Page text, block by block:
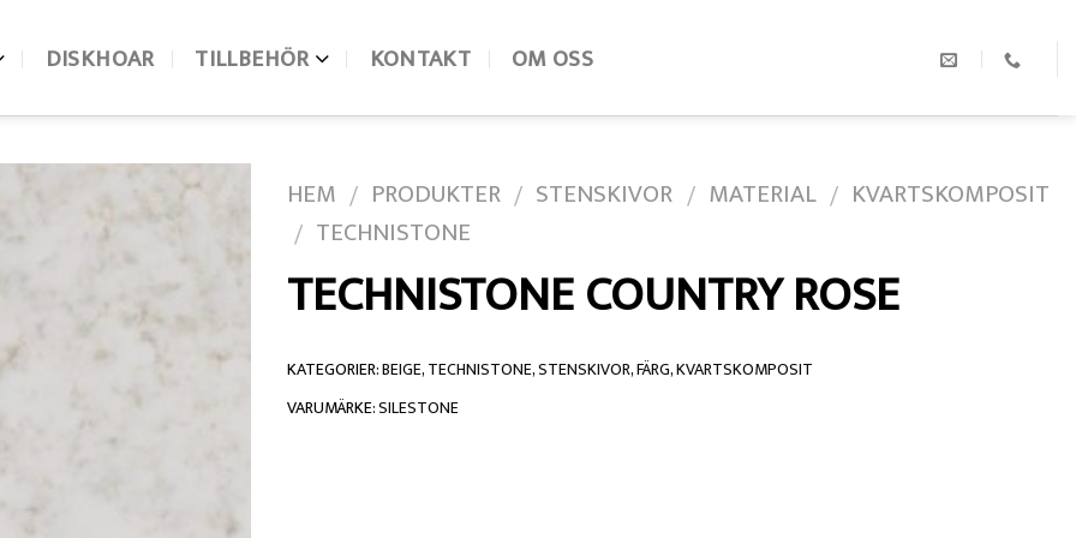
DISKHOAR TILLBEHÖR KONTAKT OM OSS
HEM / PRODUKTER / STENSKIVOR / MATERIAL / KVARTSKOMPOSIT
/ TECHNISTONE
TECHNISTONE COUNTRY ROSE
KATEGORIER:BEIGE,TECHNISTONE,STENSKIVOR,FÄRG,KVARTSKOMPOSIT
VARUMÄRKE:SILESTONE